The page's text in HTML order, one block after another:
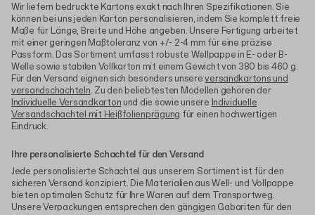
Wir liefern bedruckte Kartons exakt nach Ihren Spezifikationen. Sie
können bei uns jeden Karton personalisieren, indem Sie komplett freie
Maße für Länge, Breite und Höhe angeben. Unsere Fertigung arbeitet
mit einer geringen Maßtoleranz von +/- 2-4 mm für eine präzise
Passform. Das Sortiment umfasst robuste Wellpappe in E- oder B-
Welle sowie stabilen Vollkarton mit einem Gewicht von 380 bis 460 g.
Für den Versand eignen sich besonders unsereversandkartons und
versandschachteln. Zu den beliebtesten Modellen gehören der
Individuelle Versandkarton und die sowie unsere Individuelle
Versandschachtel mit Heißfolienprägung für einen hochwertigen
Eindruck.
Ihre personalisierte Schachtel für den Versand
Jede personalisierte Schachtel aus unserem Sortiment ist für den
sicheren Versand konzipiert. Die Materialien aus Well- und Vollpappe
bieten optimalen Schutz für Ihre Waren auf dem Transportweg.
Unsere Verpackungen entsprechen den gängigen Gabariten für den